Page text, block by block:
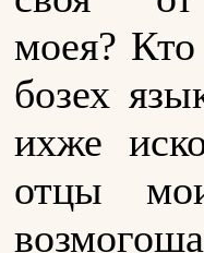
моея?
бозех
ихже
отцы
возмогоша